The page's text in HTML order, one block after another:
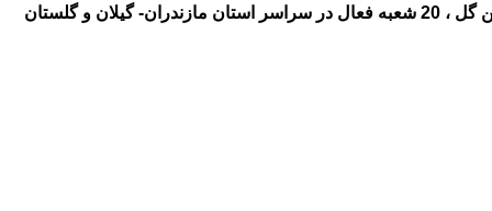
در سراسر استان مازندران- گیلان و گلستان